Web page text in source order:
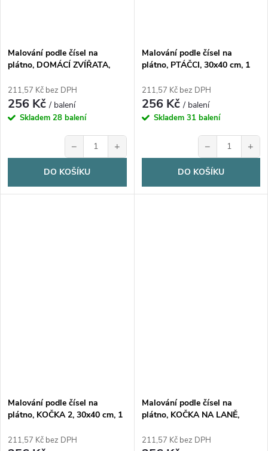
Malování podle čísel na
plátno, DOMÁCÍ ZVÍŘATA,
211,57 Kč bez DPH
256 Kč/ balení
Skladem 28 balení
− +
DO KOŠÍKU
Malování podle čísel na
plátno, PTÁČCI, 30x40 cm, 1
211,57 Kč bez DPH
256 Kč/ balení
Skladem 31 balení
− +
DO KOŠÍKU
Malování podle čísel na
plátno, KOČKA 2, 30x40 cm, 1
211,57 Kč bez DPH
Malování podle čísel na
plátno, KOČKA NA LANĚ,
211,57 Kč bez DPH